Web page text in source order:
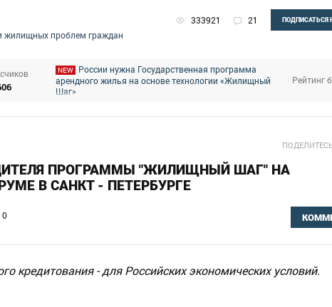
жилищных проблем граждан
333921 21 ПОДПИСАТЬСЯ
NEW
России нужна Государственная программа
арендного жилья на основе технологии «Жилищный
Шаг»
Рейтинг
ПРОГРАММЫ "ЖИЛИЩНЫЙ ШАГ" НА
В САНКТ - ПЕТЕРБУРГЕ
0
кредитования - для Российских экономических условий.